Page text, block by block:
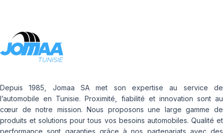
Depuis 1985, Jomaa SA met son expertise au service de
l’automobile en Tunisie. Proximité, fiabilité et innovation sont au
cœur de notre mission. Nous proposons une large gamme de
produits et solutions pour tous vos besoins automobiles. Qualité et
performance sont garanties grâce à nos partenariats avec des